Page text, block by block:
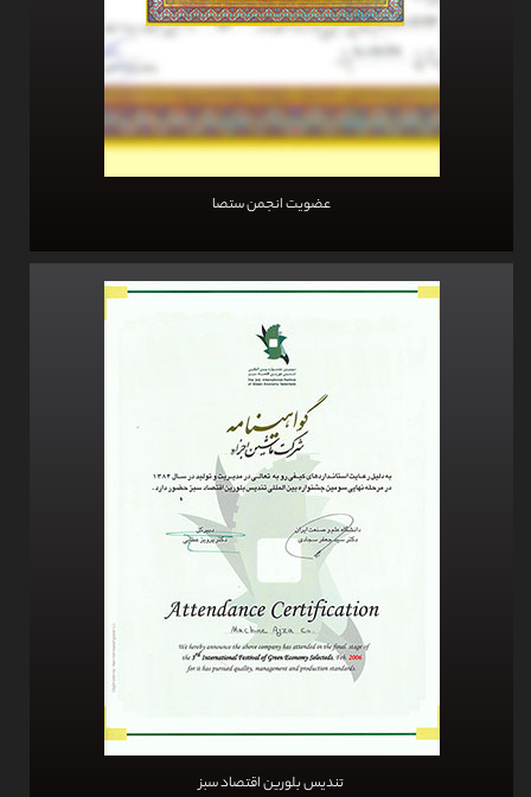
عضویت انجمن ستصا
تندیس بلورین اقتصاد سبز